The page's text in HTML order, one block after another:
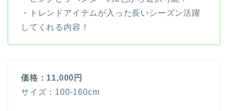
・トレンドアイテムが入った長いシーズン活躍
してくれる内容！
価格：11,000円
サイズ：100-160cm